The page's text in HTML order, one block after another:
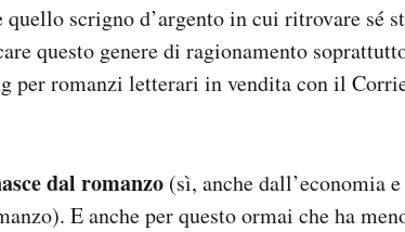
scrigno d’argento in cui ritrovare sé
questo genere di ragionamento
per romanzi letterari in vendita con il
dal romanzo (sì, anche dall’economia
E anche per questo ormai che ha